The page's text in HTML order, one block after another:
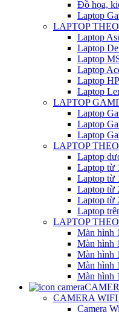
Đồ họa,
Laptop
LAPTOP
Laptop
Laptop
Laptop
Laptop
Laptop HP
Laptop
LAPTOP
Laptop
Laptop
Laptop
LAPTOP
Laptop
Laptop từ
Laptop từ
Laptop từ
Laptop từ
Laptop
LAPTOP
Màn hình
Màn hình
Màn hình
Màn hình
Màn hình
CAMERA
Camera